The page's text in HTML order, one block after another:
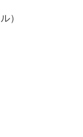
）